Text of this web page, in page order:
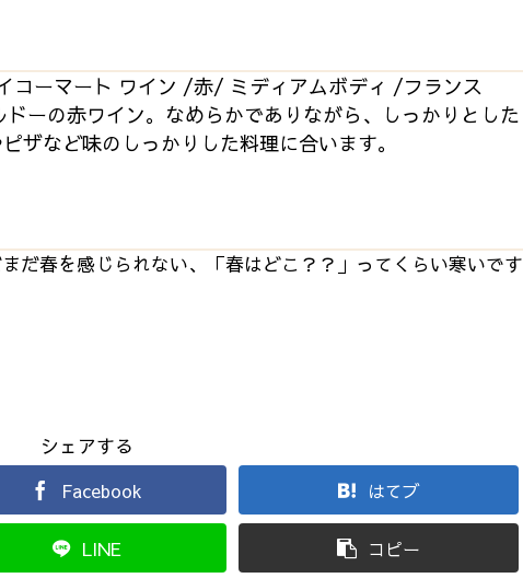
ーマート ワイン /赤/ ミディアムボディ /フランス
ドーの赤ワイン。なめらかでありながら、しっかりとした
ザなど味のしっかりした料理に合います。
だ春を感じられない、「春はどこ？？」ってくらい寒いです
シェアする
Facebook はてブ
LINE コピー